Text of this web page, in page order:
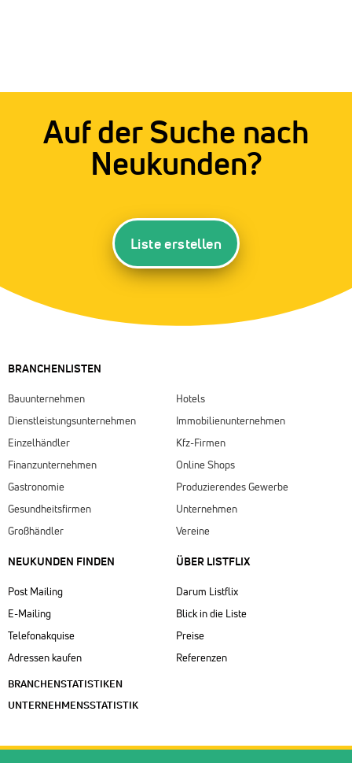
Auf der Suche nach
Neukunden?
Liste erstellen
BRANCHENLISTEN
Bauunternehmen
Dienstleistungsunternehmen
Einzelhändler
Finanzunternehmen
Gastronomie
Gesundheitsfirmen
Großhändler
Hotels
Immobilienunternehmen
Kfz-Firmen
Online Shops
Produzierendes Gewerbe
Unternehmen
Vereine
NEUKUNDEN FINDEN
Post Mailing
E-Mailing
Telefonakquise
Adressen kaufen
BRANCHENSTATISTIKEN
UNTERNEHMENSSTATISTIK
ÜBER LISTFLIX​
Darum Listflix
Blick in die Liste
Preise
Referenzen